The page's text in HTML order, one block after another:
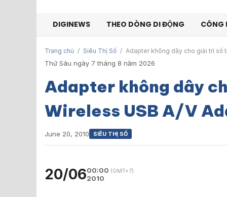
DIGINEWS THEO DÒNG DI ĐỘNG CÔNG
Trang chủ / Siêu Thị Số / Adapter không dây cho giải trí số
Thứ Sáu ngày 7 tháng 8 năm 2026
Adapter không dây
Wireless USB A/V
June 20, 2010 SIÊU THỊ SỐ
20/0600:00 (GMT+7)
2010